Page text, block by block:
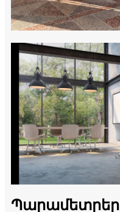
Պարամետրեր